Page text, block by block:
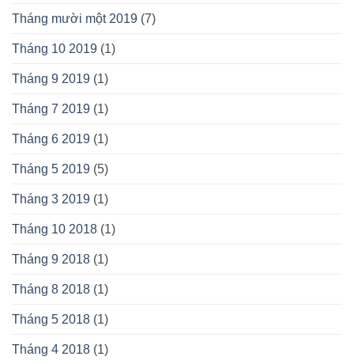
Tháng mười một 2019 (7)
Tháng 10 2019 (1)
Tháng 9 2019 (1)
Tháng 7 2019 (1)
Tháng 6 2019 (1)
Tháng 5 2019 (5)
Tháng 3 2019 (1)
Tháng 10 2018 (1)
Tháng 9 2018 (1)
Tháng 8 2018 (1)
Tháng 5 2018 (1)
Tháng 4 2018 (1)